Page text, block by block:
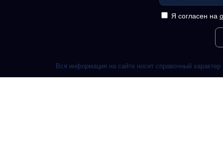
Я согласен на
Вся информация на сайте носит справочный